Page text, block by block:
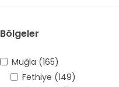
Bölgeler
Muğla (165)
Fethiye (149)